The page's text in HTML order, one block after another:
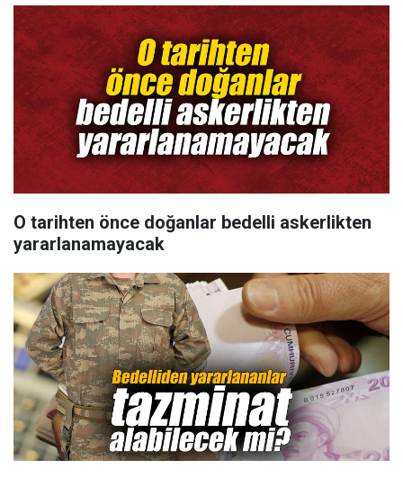
O tarihten önce doğanlar bedelli askerlikten
yararlanamayacak